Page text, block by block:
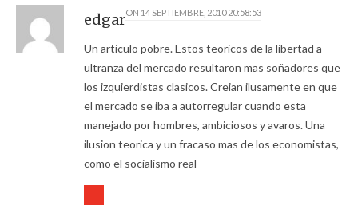
edgarON 14 SEPTIEMBRE, 2010 20:58:53
Un articulo pobre. Estos teoricos de la libertad a
ultranza del mercado resultaron mas soñadores que
los izquierdistas clasicos. Creian ilusamente en que
el mercado se iba a autorregular cuando esta
manejado por hombres, ambiciosos y avaros. Una
ilusion teorica y un fracaso mas de los economistas,
como el socialismo real